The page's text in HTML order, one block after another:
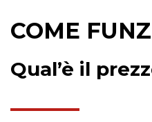
COME
Qual’è il